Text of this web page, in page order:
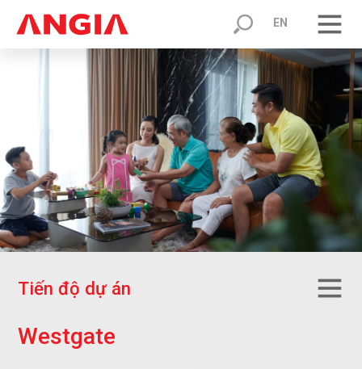
EN
Tiến độ dự án
Westgate